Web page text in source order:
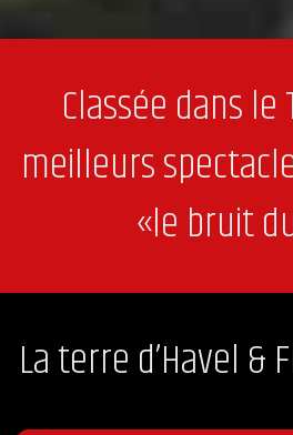
Classée dans le
meilleurs
«le bruit
La terre d’Havel &